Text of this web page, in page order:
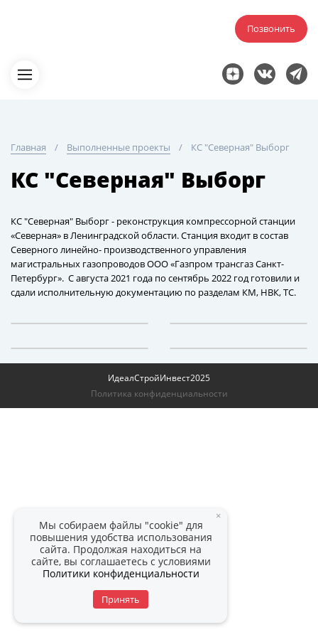
Позвонить
Главная Выполненные проекты КС "Северная" Выборг
КС "Северная" Выборг
КС "Северная" Выборг - реконструкция компрессорной станции
«Северная» в Ленинградской области. Станция входит в состав
Северного линейно- производственного управления
магистральных газопроводов ООО «Газпром трансгаз Санкт-
Петербург». С августа 2021 года по сентябрь 2022 год готовили и
сдали исполнительную документацию по разделам КМ, НВК, ТС.
ИдеалСтройИнвест2025
Политика конфиденциальности
×
Мы собираем файлы "cookie" для
повышения удобства использования
сайта. Продолжая находиться на
сайте, вы соглашаетесь с условиями
Политики конфиденциальности
Принять